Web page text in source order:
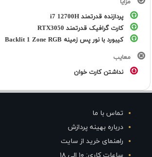
مزایا
پردازنده قدرتمند i7 12700H
کارت گرافیک قدرتمند RTX3050
کیبورد با نور پس زمینه Backlit 1 Zone RGB
معایب
نداشتن کارت خوان
تماس با ما
درباره بهینه پردازش
راهنمای خرید از سایت